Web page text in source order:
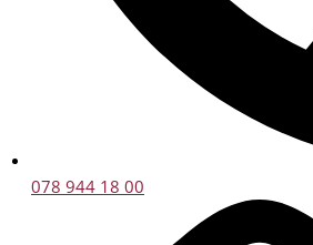
078 944 18 00